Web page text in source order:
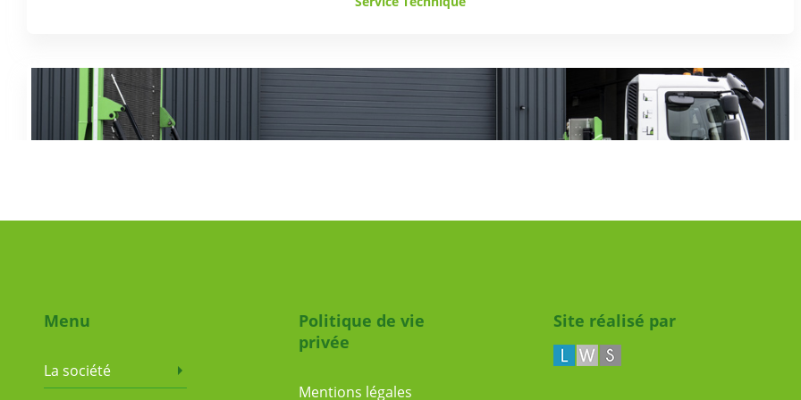
Menu
La société
Politique de vie
privée
Mentions légales
Site réalisé par